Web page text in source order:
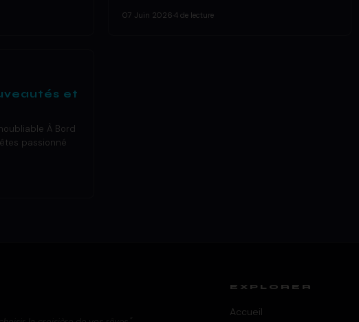
07 Juin 2026 4 de lecture
et
À Bord
passionné
EXPLORER
Accueil